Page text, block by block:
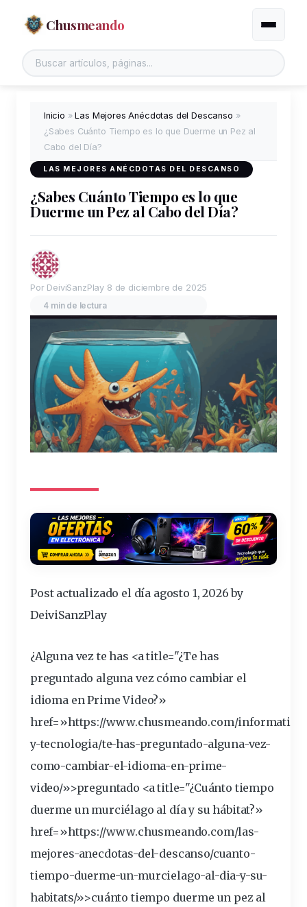
Chusmeando
Buscar en el sitio
Alternar
Inicio »Las Mejores Anécdotas del Descanso »
¿Sabes Cuánto Tiempo es lo que Duerme un Pez al
Cabo del Día?
LAS MEJORES ANÉCDOTAS DEL DESCANSO
¿Sabes Cuánto Tiempo es lo que
Duerme un Pez al Cabo del Día?
Por DeiviSanzPlay 8 de diciembre de 2025
4 min de lectura
Post actualizado el día agosto 1, 2026 by
DeiviSanzPlay
¿Alguna vez te has <a title="¿Te has
preguntado alguna vez cómo cambiar el
idioma en Prime Video?»
href=»https://www.chusmeando.com/informatica-
y-tecnologia/te-has-preguntado-alguna-vez-
como-cambiar-el-idioma-en-prime-
video/»>preguntado <a title="¿Cuánto tiempo
duerme un murciélago al díay su hábitat?»
href=»https://www.chusmeando.com/las-
mejores-anecdotas-del-descanso/cuanto-
tiempo-duerme-un-murcielago-al-dia-y-su-
habitats/»>cuánto tiempo duerme un pezal